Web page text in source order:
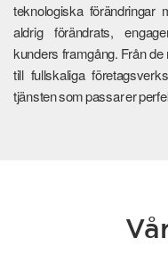
teknologiska förändringar
aldrig förändrats,
kunders framgång. Från
till fullskaliga
tjänsten som passar er